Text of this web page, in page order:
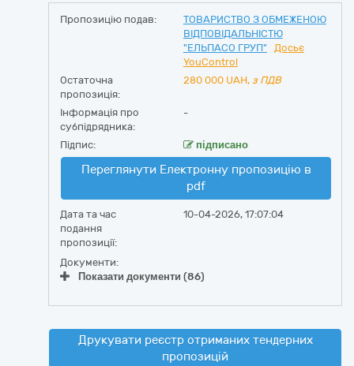
Пропозицію подав:
ТОВАРИСТВО З ОБМЕЖЕНОЮ
ВІДПОВІДАЛЬНІСТЮ
"ЕЛЬПАСО ГРУП"
Досьє
YouControl
Остаточна
пропозиція:
280 000 UAH, з ПДВ
Інформація про
субпідрядника:
-
Підпис: підписано
Переглянути Електронну пропозицію в
pdf
Дата та час
подання
пропозиції:
10-04-2026, 17:07:04
Документи:
Показати документи (86)
Друкувати реєстр отриманих тендерних
пропозицій